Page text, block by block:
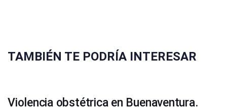
TAMBIÉN TE PODRÍA INTERESAR
Violencia obstétrica en Buenaventura.